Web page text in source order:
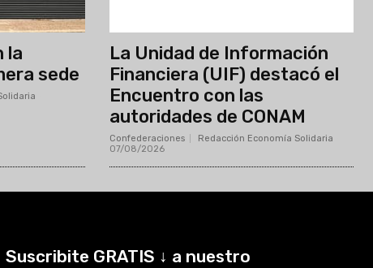
la
sede
La Unidad de Información
Financiera (UIF) destacó el
Encuentro con las
autoridades de CONAM
Confederaciones Redacción Economía Solidaria
07/08/2026
Suscribite GRATIS ↓ a nuestro